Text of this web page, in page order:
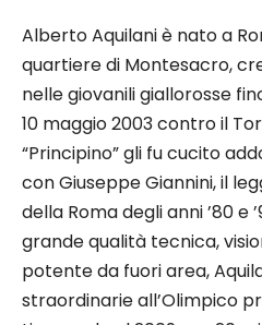
Alberto Aquilani è nato a
quartiere di Montesacro,
nelle giovanili giallorosse
10 maggio 2003 contro il
“Principino” gli fu cucito
con Giuseppe Giannini, il
della Roma degli anni ’80 e
grande qualità tecnica,
potente da fuori area,
straordinarie all’Olimpico